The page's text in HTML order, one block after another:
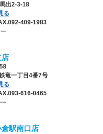
出2-3-18
る
409-1983
店
竜一丁目4番7号
る
616-0465
駅南口店